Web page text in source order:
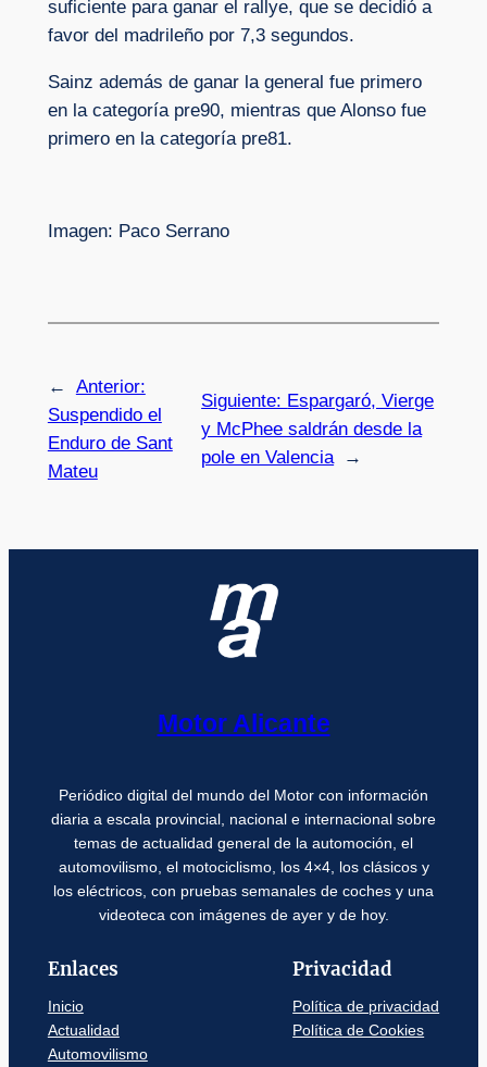
suficiente para ganar el rallye, que se decidió a
favor del madrileño por 7,3 segundos.
Sainz además de ganar la general fue primero
en la categoría pre90, mientras que Alonso fue
primero en la categoría pre81.
Imagen: Paco Serrano
←
Anterior:
Suspendido el
Enduro de Sant
Mateu
Siguiente: Espargaró, Vierge
y McPhee saldrán desde la
pole en Valencia
→
Motor Alicante
Periódico digital del mundo del Motor con información
diaria a escala provincial, nacional e internacional sobre
temas de actualidad general de la automoción, el
automovilismo, el motociclismo, los 4×4, los clásicos y
los eléctricos, con pruebas semanales de coches y una
videoteca con imágenes de ayer y de hoy.
Enlaces
Inicio
Actualidad
Automovilismo
Privacidad
Política de privacidad
Política de Cookies